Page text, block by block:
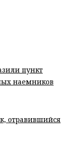
пункт
наемников
отравившийся